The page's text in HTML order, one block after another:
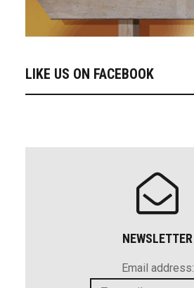
LIKE US ON FACEBOOK
NEWSLETTER
Email address: